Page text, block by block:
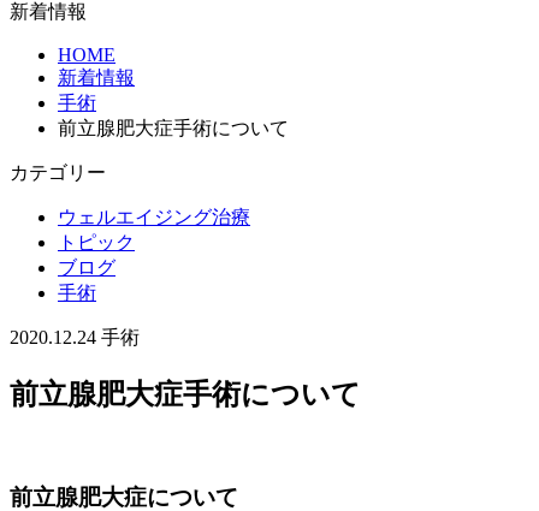
新着情報
HOME
新着情報
手術
前立腺肥大症手術について
カテゴリー
ウェルエイジング治療
トピック
ブログ
手術
2020.12.24 手術
前立腺肥大症手術について
前立腺肥大症について